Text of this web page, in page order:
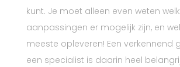
kunt. Je moet alleen even weten
aanpassingen er mogelijk zijn, en
meeste opleveren! Een verkennend
een specialist is daarin heel